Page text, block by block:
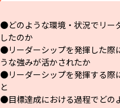
●どのような環境・状況でリー
したのか
●リーダーシップを発揮した際
うな強みが活かされたか
●リーダーシップを発揮する際
と
●目標達成における過程でどの